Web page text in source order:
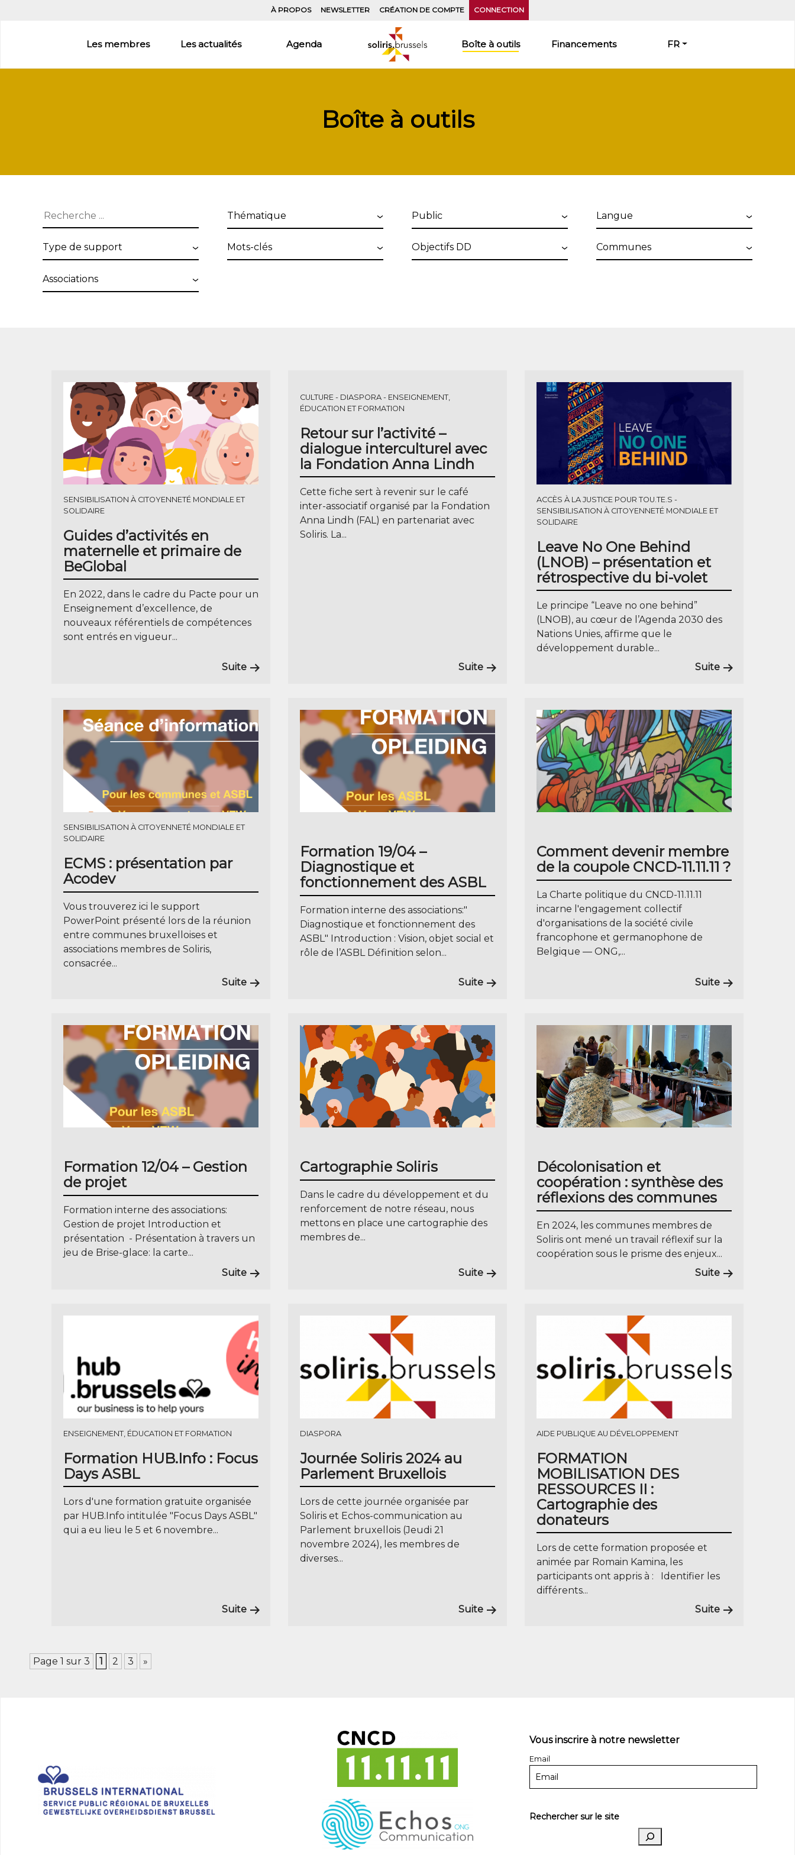
À PROPOS NEWSLETTER CRÉATION DE COMPTE CONNECTION
Les membres Les actualités Agenda Boîte à outils Financements FR
Boîte à outils
Thématique Public Langue
Type
Mots-
Objectifs
Associations
SENSIBILISATION À CITOYENNETÉ MONDIALE ET
SOLIDAIRE
Guides d’activités en
maternelle et primaire de
BeGlobal
En 2022, dans le cadre du Pacte pour un
Enseignement d’excellence, de
nouveaux référentiels de compétences
sont entrés en vigueur...
Suite
CULTURE DIASPORA
ENSEIGNEMENT,
ÉDUCATION ET FORMATION
Retour sur l’activité –
dialogue interculturel avec
la Fondation Anna Lindh
Cette fiche sert à revenir sur le café
inter-associatif organisé par la Fondation
Anna Lindh (FAL) en partenariat avec
Soliris. La...
Suite
ACCÈS À LA JUSTICE POUR TOU.TE.S
SENSIBILISATION À CITOYENNETÉ MONDIALE ET
SOLIDAIRE
Leave No One Behind
(LNOB) – présentation et
rétrospective du bi-volet
Le principe “Leave no one behind”
(LNOB), au cœur de l’Agenda 2030 des
Nations Unies, affirme que le
développement durable...
Suite
SENSIBILISATION À CITOYENNETÉ MONDIALE ET
SOLIDAIRE
ECMS : présentation par
Acodev
Vous trouverez ici le support
PowerPoint présenté lors de la réunion
entre communes bruxelloises et
associations membres de Soliris,
consacrée...
Suite
Formation 19/04 –
Diagnostique et
fonctionnement des ASBL
Formation interne des associations:"
Diagnostique et fonctionnement des
ASBL" Introduction : Vision, objet social et
rôle de l’ASBL Définition selon...
Suite
Comment devenir membre
de la coupole CNCD-11.11.11 ?
La Charte politique du CNCD-11.11.11
incarne l'engagement collectif
d'organisations de la société civile
francophone et germanophone de
Belgique — ONG,...
Suite
Formation 12/04 – Gestion
de projet
Formation interne des associations:
Gestion de projet Introduction et
présentation - Présentation à travers un
jeu de Brise-glace: la carte...
Suite
Cartographie Soliris
Dans le cadre du développement et du
renforcement de notre réseau, nous
mettons en place une cartographie des
membres de...
Suite
Décolonisation et
coopération : synthèse des
réflexions des communes
En 2024, les communes membres de
Soliris ont mené un travail réflexif sur la
coopération sous le prisme des enjeux...
Suite
ENSEIGNEMENT, ÉDUCATION ET FORMATION
Formation HUB​.Info : Focus
Days ASBL
Lors d'une formation gratuite organisée
par HUB.Info intitulée "Focus Days ASBL"
qui a eu lieu le 5 et 6 novembre...
Suite
DIASPORA
Journée Soliris 2024 au
Parlement Bruxellois
Lors de cette journée organisée par
Soliris et Echos-communication au
Parlement bruxellois (Jeudi 21
novembre 2024), les membres de
diverses...
Suite
AIDE PUBLIQUE AU DÉVELOPPEMENT
FORMATION
MOBILISATION DES
RESSOURCES II :
Cartographie des
donateurs
Lors de cette formation proposée et
animée par Romain Kamina, les
participants ont appris à : Identifier les
différents...
Suite
Page 1 sur 3 1 2 3 »
Vous inscrire à notre newsletter
Email
Rechercher sur le site